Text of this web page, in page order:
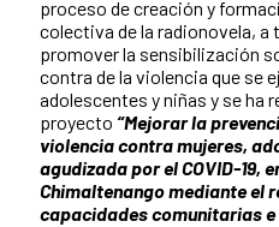
proceso de creación y
colectiva de la radionovela, a
promover la sensibilización
contra de la violencia que se
adolescentes y niñas y se ha
proyecto “Mejorar la
violencia contra mujeres,
agudizada por el COVID-19,
Chimaltenango mediante el
capacidades comunitarias